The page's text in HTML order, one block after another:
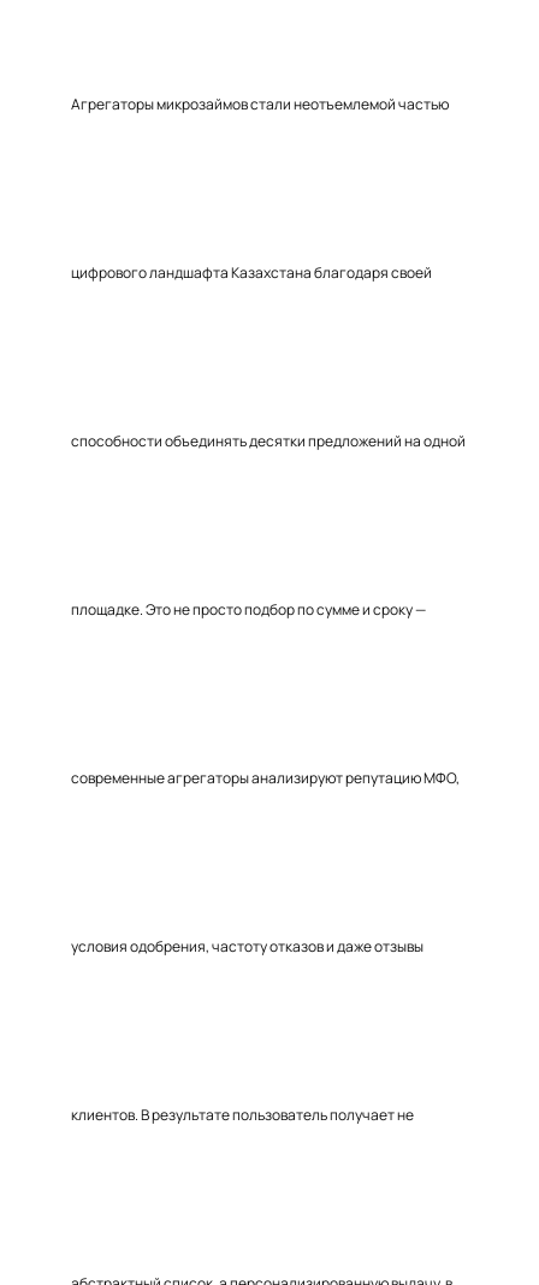
Агрегаторы микрозаймов стали неотъемлемой частью
цифрового ландшафта Казахстана благодаря своей
способности объединять десятки предложений на одной
площадке. Это не просто подбор по сумме и сроку —
современные агрегаторы анализируют репутацию МФО,
условия одобрения, частоту отказов и даже отзывы
клиентов. В результате пользователь получает не